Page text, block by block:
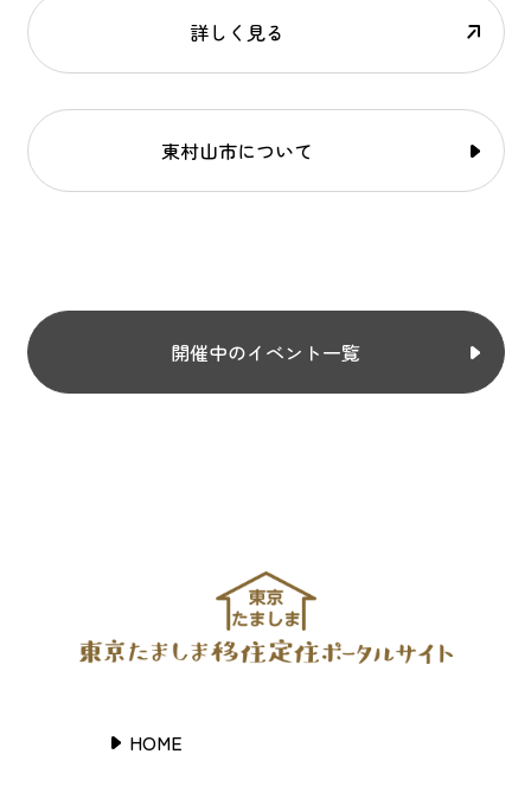
詳しく見る
東村山市について
開催中のイベント一覧
HOME